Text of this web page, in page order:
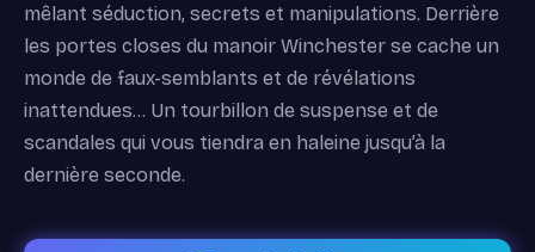
mêlant séduction, secrets et manipulations. Derrière
les portes closes du manoir Winchester se cache un
monde de faux-semblants et de révélations
inattendues… Un tourbillon de suspense et de
scandales qui vous tiendra en haleine jusqu’à la
dernière seconde.